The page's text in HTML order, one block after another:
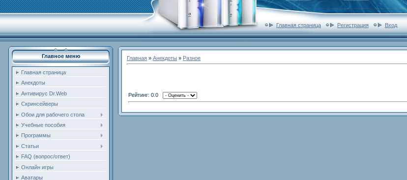
Главная страница Регистрация Вход
Главное меню
Главная страница
Анекдоты
Антивирус Dr.Web
Скринсейверы
Обои для рабочего стола
Учебные пособия
Программы
Статьи
FAQ (вопрос/ответ)
Онлайн игры
Аватары
Главная » Анекдоты » Разное
Рейтинг: 0.0